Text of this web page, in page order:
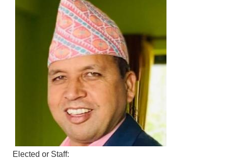
Elected or Staff: